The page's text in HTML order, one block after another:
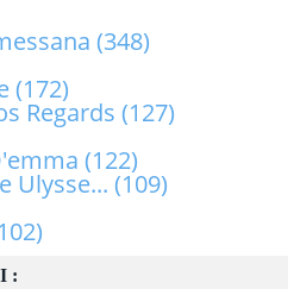
:
(348)
(172)
Regards (127)
(122)
Ulysse... (109)